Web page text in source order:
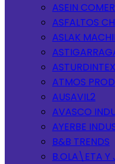
ASEIN
ASFALTOS
ASLAK
ATMOS
AUSAVIL2
AVASCO
AYERBE
B&B TRENDS
B.OLA\ETA Y